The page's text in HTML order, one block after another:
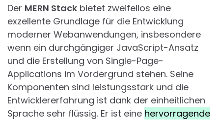
Der MERN Stack bietet zweifellos eine
exzellente Grundlage für die Entwicklung
moderner Webanwendungen, insbesondere
wenn ein durchgängiger JavaScript-Ansatz
und die Erstellung von Single-Page-
Applications im Vordergrund stehen. Seine
Komponenten sind leistungsstark und die
Entwicklererfahrung ist dank der einheitlichen
Sprache sehr flüssig. Er ist eine hervorragende